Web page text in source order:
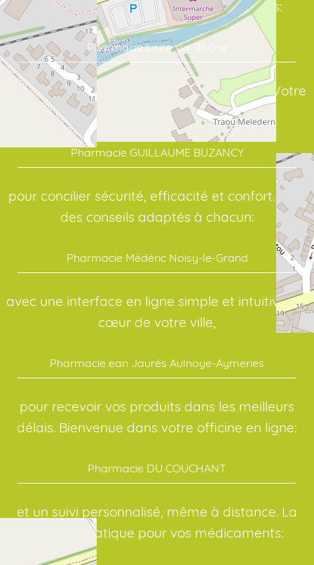
Commandez vos soins en quelques clics:
Pharmacie Loire sur Rhône
assure un suivi sérieux de vos traitements. Votre
point de repère en santé:
Pharmacie GUILLAUME BUZANCY
pour concilier sécurité, efficacité et confort. Pour
des conseils adaptés à chacun:
Pharmacie Médéric Noisy-le-Grand
avec une interface en ligne simple et intuitive. Au
cœur de votre ville,
Pharmacie ean Jaurès Aulnoye-Aymeries
pour recevoir vos produits dans les meilleurs
délais. Bienvenue dans votre officine en ligne:
Pharmacie DU COUCHANT
et un suivi personnalisé, même à distance. La
solution pratique pour vos médicaments: